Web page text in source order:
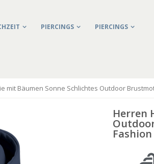
PIERCINGS
PIERCINGS
mit Bäumen Sonne Schlichtes Outdoor
Herren